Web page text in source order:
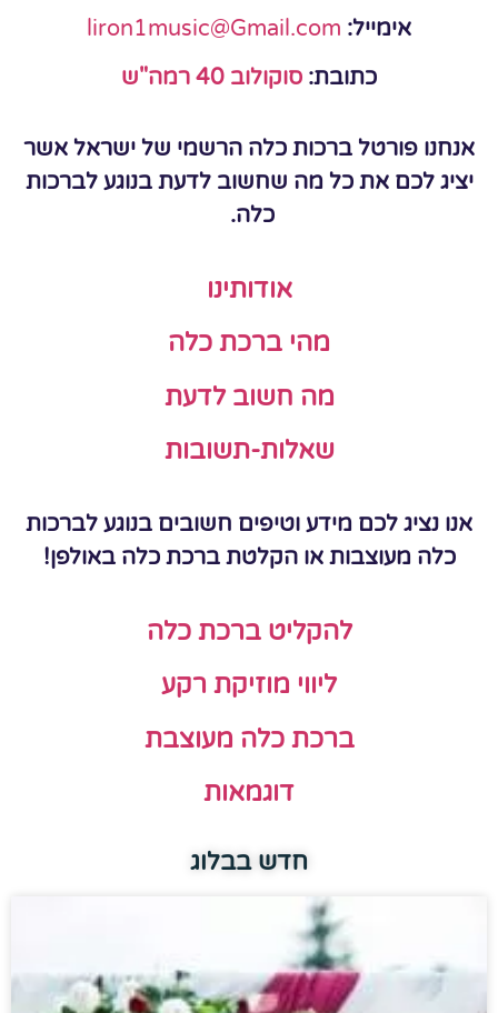
אימייל: liron1music@Gmail.com
כתובת: סוקולוב 40 רמה"ש
אנחנו פורטל ברכות כלה הרשמי של ישראל אשר
יציג לכם את כל מה שחשוב לדעת בנוגע לברכות
כלה.
אודותינו
מהי ברכת כלה
מה חשוב לדעת
שאלות-תשובות
אנו נציג לכם מידע וטיפים חשובים בנוגע לברכות
כלה מעוצבות או הקלטת ברכת כלה באולפן!
להקליט ברכת כלה
ליווי מוזיקת רקע
ברכת כלה מעוצבת
דוגמאות
חדש בבלוג